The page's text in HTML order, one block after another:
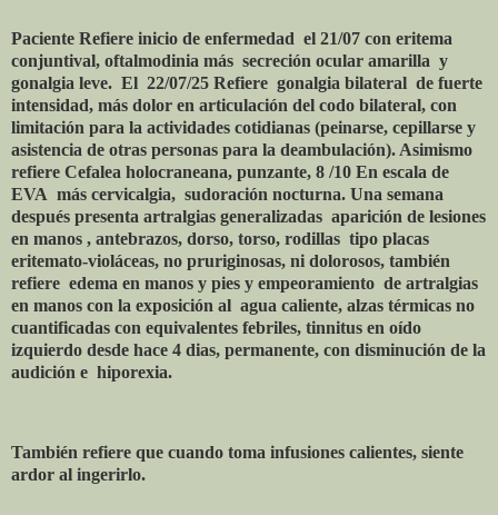
Paciente Refiere inicio de enfermedad el 21/07 con eritema
conjuntival, oftalmodinia más secreción ocular amarilla y
gonalgia leve. El 22/07/25 Refiere gonalgia bilateral de fuerte
intensidad, más dolor en articulación del codo bilateral, con
limitación para la actividades cotidianas (peinarse, cepillarse y
asistencia de otras personas para la deambulación). Asimismo
refiere Cefalea holocraneana, punzante, 8 /10 En escala de
EVA más cervicalgia, sudoración nocturna. Una semana
después presenta artralgias generalizadas aparición de lesiones
en manos , antebrazos, dorso, torso, rodillas tipo placas
eritemato-violáceas, no pruriginosas, ni dolorosos, también
refiere edema en manos y pies y empeoramiento de artralgias
en manos con la exposición al agua caliente, alzas térmicas no
cuantificadas con equivalentes febriles, tinnitus en oído
izquierdo desde hace 4 dias, permanente, con disminución de la
audición e hiporexia.
También refiere que cuando toma infusiones calientes, siente
ardor al ingerirlo.